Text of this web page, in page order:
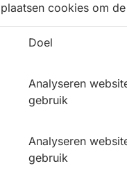
cookies om
Doel
Analyseren
gebruik
Analyseren
gebruik